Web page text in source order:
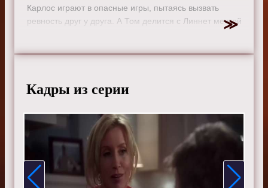
Карлос играют в опасные игры, пытаясь вызвать
ревность друг у друга. А Том делится с Линнет мечтой
Кросс, Ева Лонгория, Николетт Шеридан, Дана
Уильямс и Бренда Стронг.
Смотрите онлайн 3 сезон 5 серию «
Отчаянные
» бесплатно в хорошем HD качестве, на
телефоне, планшете, пк или телевизоре на сайте
sitedomhozsru.ru.
Кадры из серии